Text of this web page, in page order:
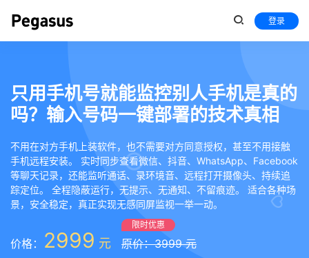
登录
只用手机号就能监控别人手机是真的
吗？输入号码一键部署的技术真相
不用在对方手机上装软件，也不需要对方同意授权，甚至不用接触
手机远程安装。 实时同步查看微信、抖音、WhatsApp、Facebook
等聊天记录，还能监听通话、录环境音、远程打开摄像头、持续追
踪定位。 全程隐蔽运行，无提示、无通知、不留痕迹。 适合各种场
景，安全稳定，真正实现无感同屏监视一举一动。
价格： 2999 元
限时优惠
原价：3999 元